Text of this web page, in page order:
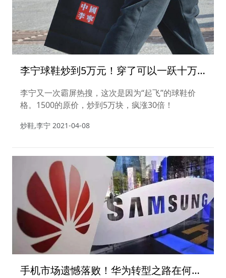
李宁球鞋炒到5万元！穿了可以一跃十万
八千里？
李宁又一次霸屏热搜，这次是因为“起飞”的球鞋价
格。1500的原价，炒到5万块，疯涨30倍！
炒鞋,李宁 2021-04-08
手机市场遗憾落败！华为转型之路在何